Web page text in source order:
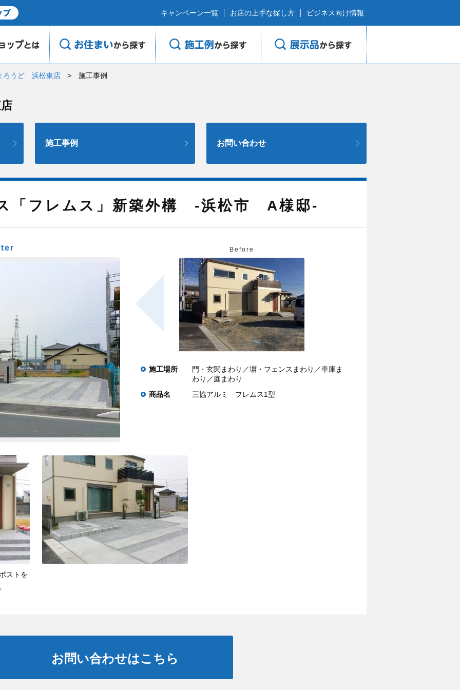
キャンペーン一覧 お店の上手な探し方 ビジネス向け情報
ろうど 浜松東店 施工事例
施工事例 お問い合わせ
「フレムス」新築外構 -浜松市 A様邸-
Before
施工場所
門・玄関まわり／塀・フェンスまわり／車庫ま
わり／庭まわり
商品名
三協アルミ フレムス1型
ストを
お問い合わせはこちら